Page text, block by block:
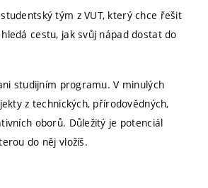
tým z VUT, který chce řešit
cestu, jak svůj nápad dostat do
studijním programu. V minulých
z technických, přírodovědných,
oborů. Důležitý je potenciál
do něj vložíš.